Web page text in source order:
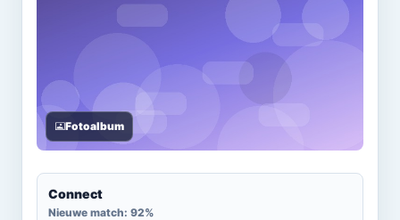
Fotoalbum
Connect
Nieuwe match: 92%